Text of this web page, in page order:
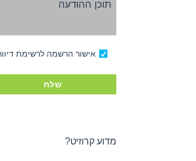
אישור הרשמה לרשימת
שלח
מדוע קרוזיט?